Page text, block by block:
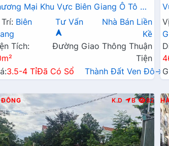
Mại Khu Vực Biên Giang Ô Tô Đỗ
Cửa Gần Trục Chính Kinh Doanh
Biên
Tư Vấn
Nhà Bán Liền
Kề
Tích:
Đường Giao Thông Thuận
Tiện
3.5-4 TỉĐã Có Sổ Thành Đất Ven Đô→
K.D B 82